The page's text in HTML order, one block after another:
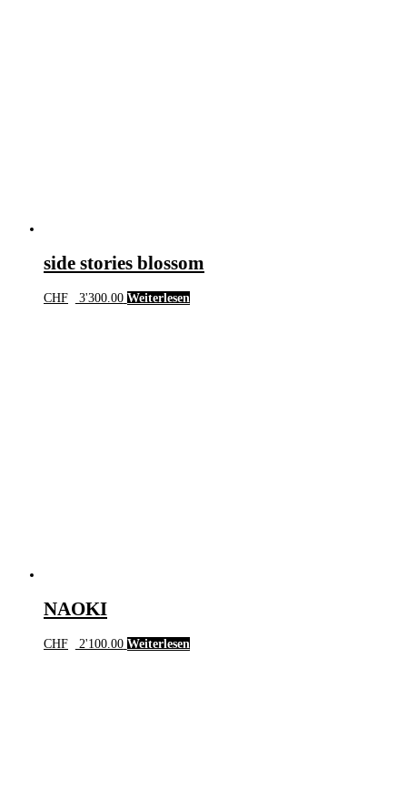
side stories blossom
CHF 3'300.00 Weiterlesen
NAOKI
CHF 2'100.00 Weiterlesen